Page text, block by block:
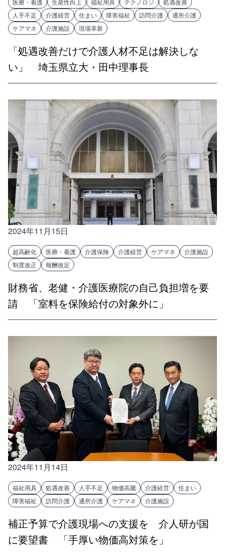
医療・看護 生産性向上 福祉用具 テクノロジ
処遇改善
人手不足
介護経営 住まい 障害福祉 訪問介護
通所介護
ケアマネ
介護施設 現場革新
「処遇改善だけで介護人材不足は解決しな
い」 埼玉県立大・田中理事長
2024年11月15日
超高齢化 医療・看護 介護保険 介護経営 ケアマネ
介護施設
制度改正
報酬改定
財務省、老健・介護医療院の自己負担増を要
請 「室料を保険給付の対象外に」
2024年11月14日
福祉用具 処遇改善 人手不足 物価高騰 介護経営
住まい
障害福祉
訪問介護 通所介護 ケアマネ 介護施設
補正予算で介護現場への支援を 介人研が国
に要望書 「手厚い物価高対策を」